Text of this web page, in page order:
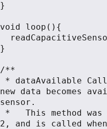
}
void loop(){
}
/**
new data becomes
sensor.
2, and is called